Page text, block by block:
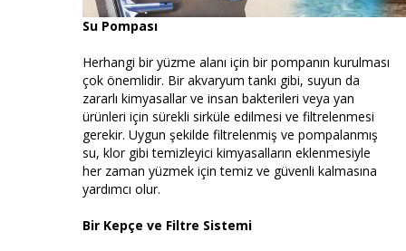
Su Pompası
Herhangi bir yüzme alanı için bir pompanın kurulması
çok önemlidir. Bir akvaryum tankı gibi, suyun da
zararlı kimyasallar ve insan bakterileri veya yan
ürünleri için sürekli sirküle edilmesi ve filtrelenmesi
gerekir. Uygun şekilde filtrelenmiş ve pompalanmış
su, klor gibi temizleyici kimyasalların eklenmesiyle
her zaman yüzmek için temiz ve güvenli kalmasına
yardımcı olur.
Bir Kepçe ve Filtre Sistemi